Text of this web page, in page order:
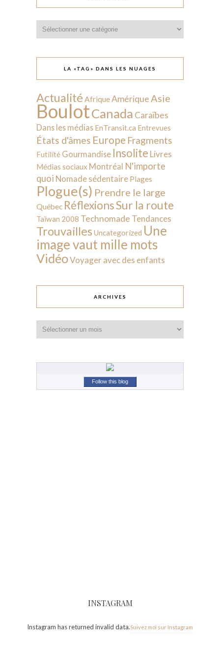
LA «TAG» DANS LES NUAGES
Actualité AfriqueAmérique Asie
BoulotCanada Caraïbes
Dans les médias EnTransit.ca Entrevues
États d'âmes Europe Fragments
Futilité Gourmandise Insolite Livres
Médias sociaux Montréal N'importe
quoi Nomade sédentaire Plages
Plogue(s) Prendre le large
Québec RéflexionsSur la route
Taïwan 2008 Technomade Tendances
Trouvailles Uncategorized Une
image vaut mille mots
VidéoVoyager avec des enfants
ARCHIVES
Follow this blog
INSTAGRAM
Instagram has returned invalid data.Suivez moi sur Instagram